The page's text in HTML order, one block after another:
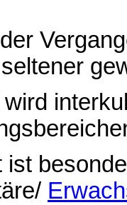
ist